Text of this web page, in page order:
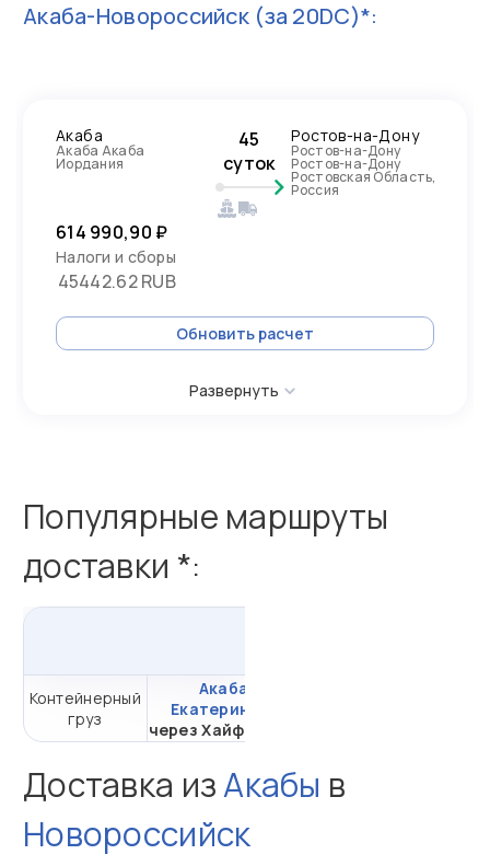
Акаба-Новороссийск (за 20DC)*:
Акаба
Акаба Акаба
Иордания
45
суток
Ростов-на-Дону
Ростов-на-Дону
Ростов-на-Дону
Ростовская Область,
Россия
614 990,90 ₽
Налоги и сборы
45442.62 RUB
Обновить расчет
Развернуть
Популярные маршруты
доставки *:
Контейнерный
груз
Акаба -
Екатеринбург
через Хайфон (Тр.)
Доставка изАкабы в
Новороссийск